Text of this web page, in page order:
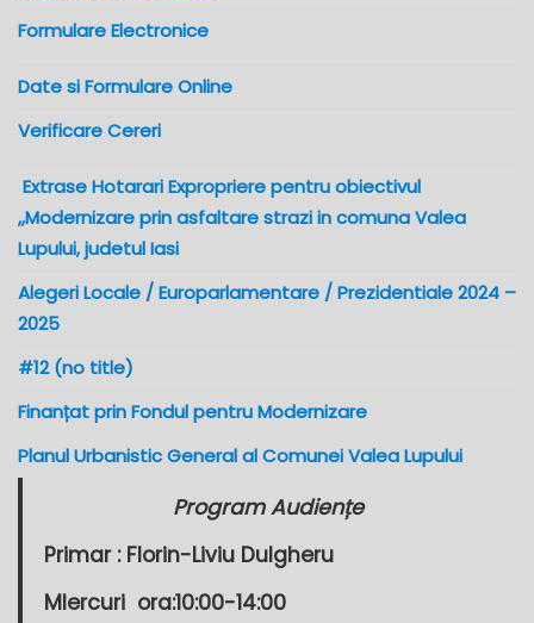
Formulare Electronice
Date si Formulare Online
Verificare Cereri
Extrase Hotarari Expropriere pentru obiectivul
,,Modernizare prin asfaltare strazi in comuna Valea
Lupului, judetul Iasi
Alegeri Locale / Europarlamentare / Prezidentiale 2024 –
2025
#12 (no title)
Finanțat prin Fondul pentru Modernizare
Planul Urbanistic General al Comunei Valea Lupului
Program Audiențe
Primar :Florin-Liviu Dulgheru
MIercuri ora:10:00-14:00